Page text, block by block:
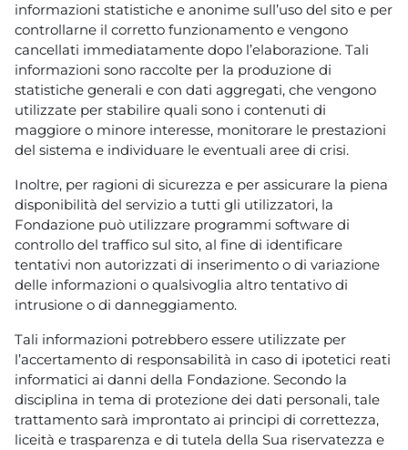
informazioni statistiche e anonime sull’uso del sito e per
controllarne il corretto funzionamento e vengono
cancellati immediatamente dopo l’elaborazione. Tali
informazioni sono raccolte per la produzione di
statistiche generali e con dati aggregati, che vengono
utilizzate per stabilire quali sono i contenuti di
maggiore o minore interesse, monitorare le prestazioni
del sistema e individuare le eventuali aree di crisi.
Inoltre, per ragioni di sicurezza e per assicurare la piena
disponibilità del servizio a tutti gli utilizzatori, la
Fondazione può utilizzare programmi software di
controllo del traffico sul sito, al fine di identificare
tentativi non autorizzati di inserimento o di variazione
delle informazioni o qualsivoglia altro tentativo di
intrusione o di danneggiamento.
Tali informazioni potrebbero essere utilizzate per
l’accertamento di responsabilità in caso di ipotetici reati
informatici ai danni della Fondazione. Secondo la
disciplina in tema di protezione dei dati personali, tale
trattamento sarà improntato ai principi di correttezza,
liceità e trasparenza e di tutela della Sua riservatezza e